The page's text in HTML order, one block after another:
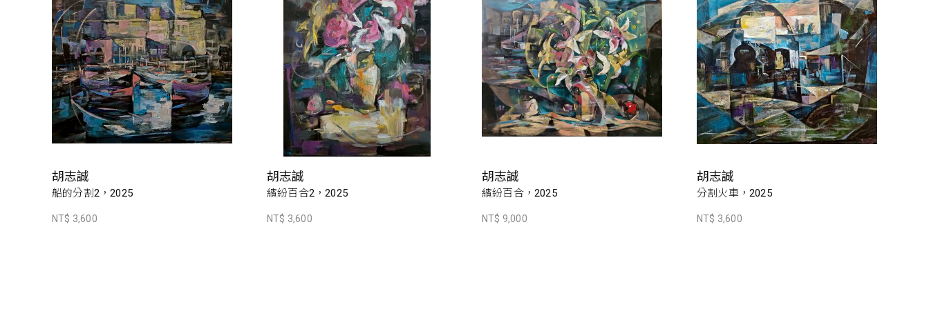
胡志誠
船的分割2，2025
NT$ 3,600
胡志誠
繽紛百合2，2025
NT$ 3,600
胡志誠
繽紛百合，2025
NT$ 9,000
胡志誠
分割火車，2025
NT$ 3,600